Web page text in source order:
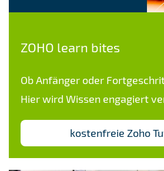
offene Rechnungen.
Online-Zahlungen:
PayPal, Stripe und
(Kreditkarten,
Berichterstellung und
ZOHO learn bites
Ob Anfänger oder
Hier wird Wissen engagiert
kostenfreie Zoho